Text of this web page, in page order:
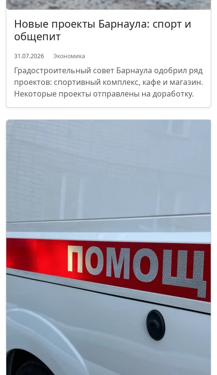
Новые проекты Барнаула: спорт и
общепит
31.07.2026 Экономика
Градостроительный совет Барнаула одобрил ряд
проектов: спортивный комплекс, кафе и магазин.
Некоторые проекты отправлены на доработку.